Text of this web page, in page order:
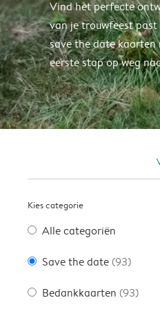
Vind het perfecte
van je trouwfeest
save the date kaarten
eerste stap op weg
Kies categorie
Alle categoriën
Save the date (93)
Bedankkaarten (93)